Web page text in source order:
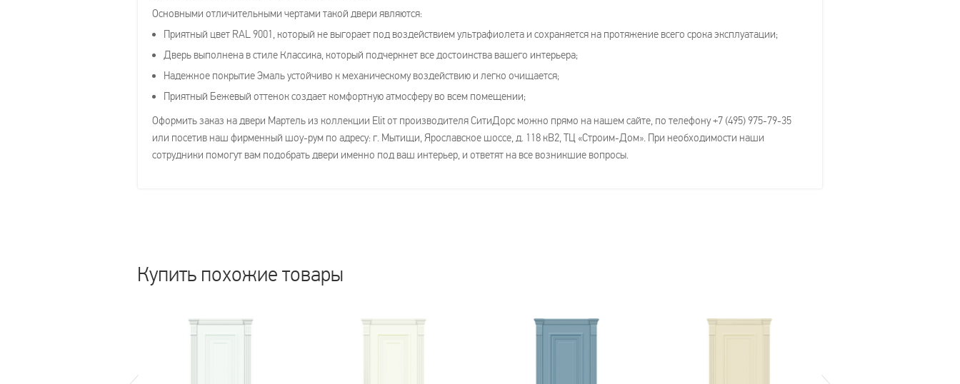
Основными отличительными чертами такой двери являются:
Приятный цвет RAL 9001, который не выгорает под воздействием ультрафиолета и сохраняется на протяжение всего срока эксплуатации;
Дверь выполнена в стиле Классика, который подчеркнет все достоинства вашего интерьера;
Надежное покрытие Эмаль устойчиво к механическому воздействию и легко очищается;
Приятный Бежевый оттенок создает комфортную атмосферу во всем помещении;
Оформить заказ на двери Мартель из коллекции Elit от производителя СитиДорс можно прямо на нашем сайте, по телефону +7 (495) 975-79-35
или посетив наш фирменный шоу-рум по адресу: г. Мытищи, Ярославское шоссе, д. 118 кВ2, ТЦ «Строим-Дом». При необходимости наши
сотрудники помогут вам подобрать двери именно под ваш интерьер, и ответят на все возникшие вопросы.
Купить похожие товары